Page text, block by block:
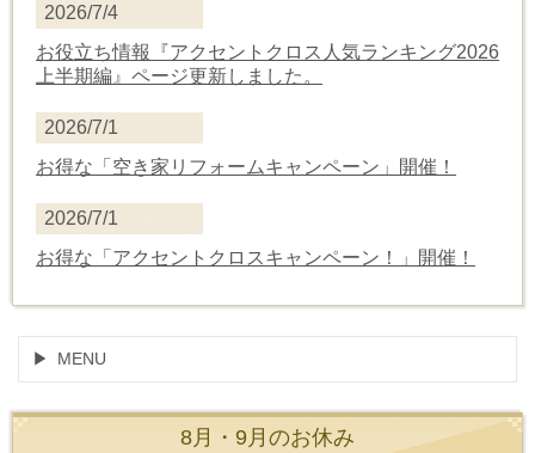
2026/7/4
お役立ち情報
『アクセントクロス人気ランキング2026
上半期編』 ページ更新しました。
2026/7/1
お得な「空き家リフォームキャンペーン」開催！
2026/7/1
お得な 「 アクセントクロスキャンペーン！ 」開催！
MENU
8月・9月のお休み